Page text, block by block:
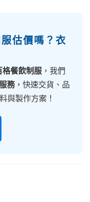
估價嗎？衣
格餐飲制服 ，我們
務，快速交貨、品
與製作方案！